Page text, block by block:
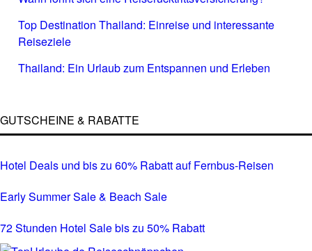
Top Destination Thailand: Einreise und interessante
Reiseziele
Thailand: Ein Urlaub zum Entspannen und Erleben
GUTSCHEINE & RABATTE
Hotel Deals und bis zu 60% Rabatt auf Fernbus-Reisen
Early Summer Sale & Beach Sale
72 Stunden Hotel Sale bis zu 50% Rabatt